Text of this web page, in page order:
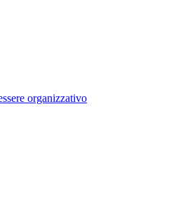
organizzativo